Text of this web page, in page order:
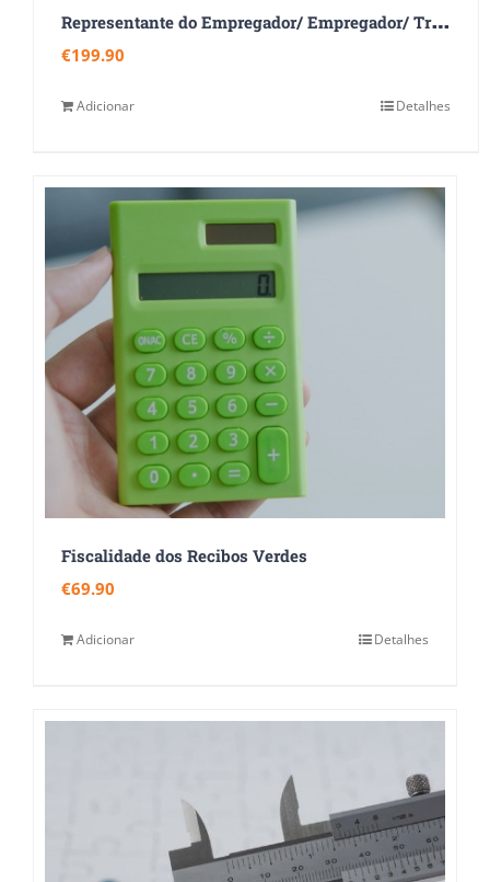
R
epresentante do Empregador/ Empregador/ Trabalhador Designado
€199.90
Adicionar Detalhes
Fiscalidade dos Recibos Verdes
€69.90
Adicionar Detalhes